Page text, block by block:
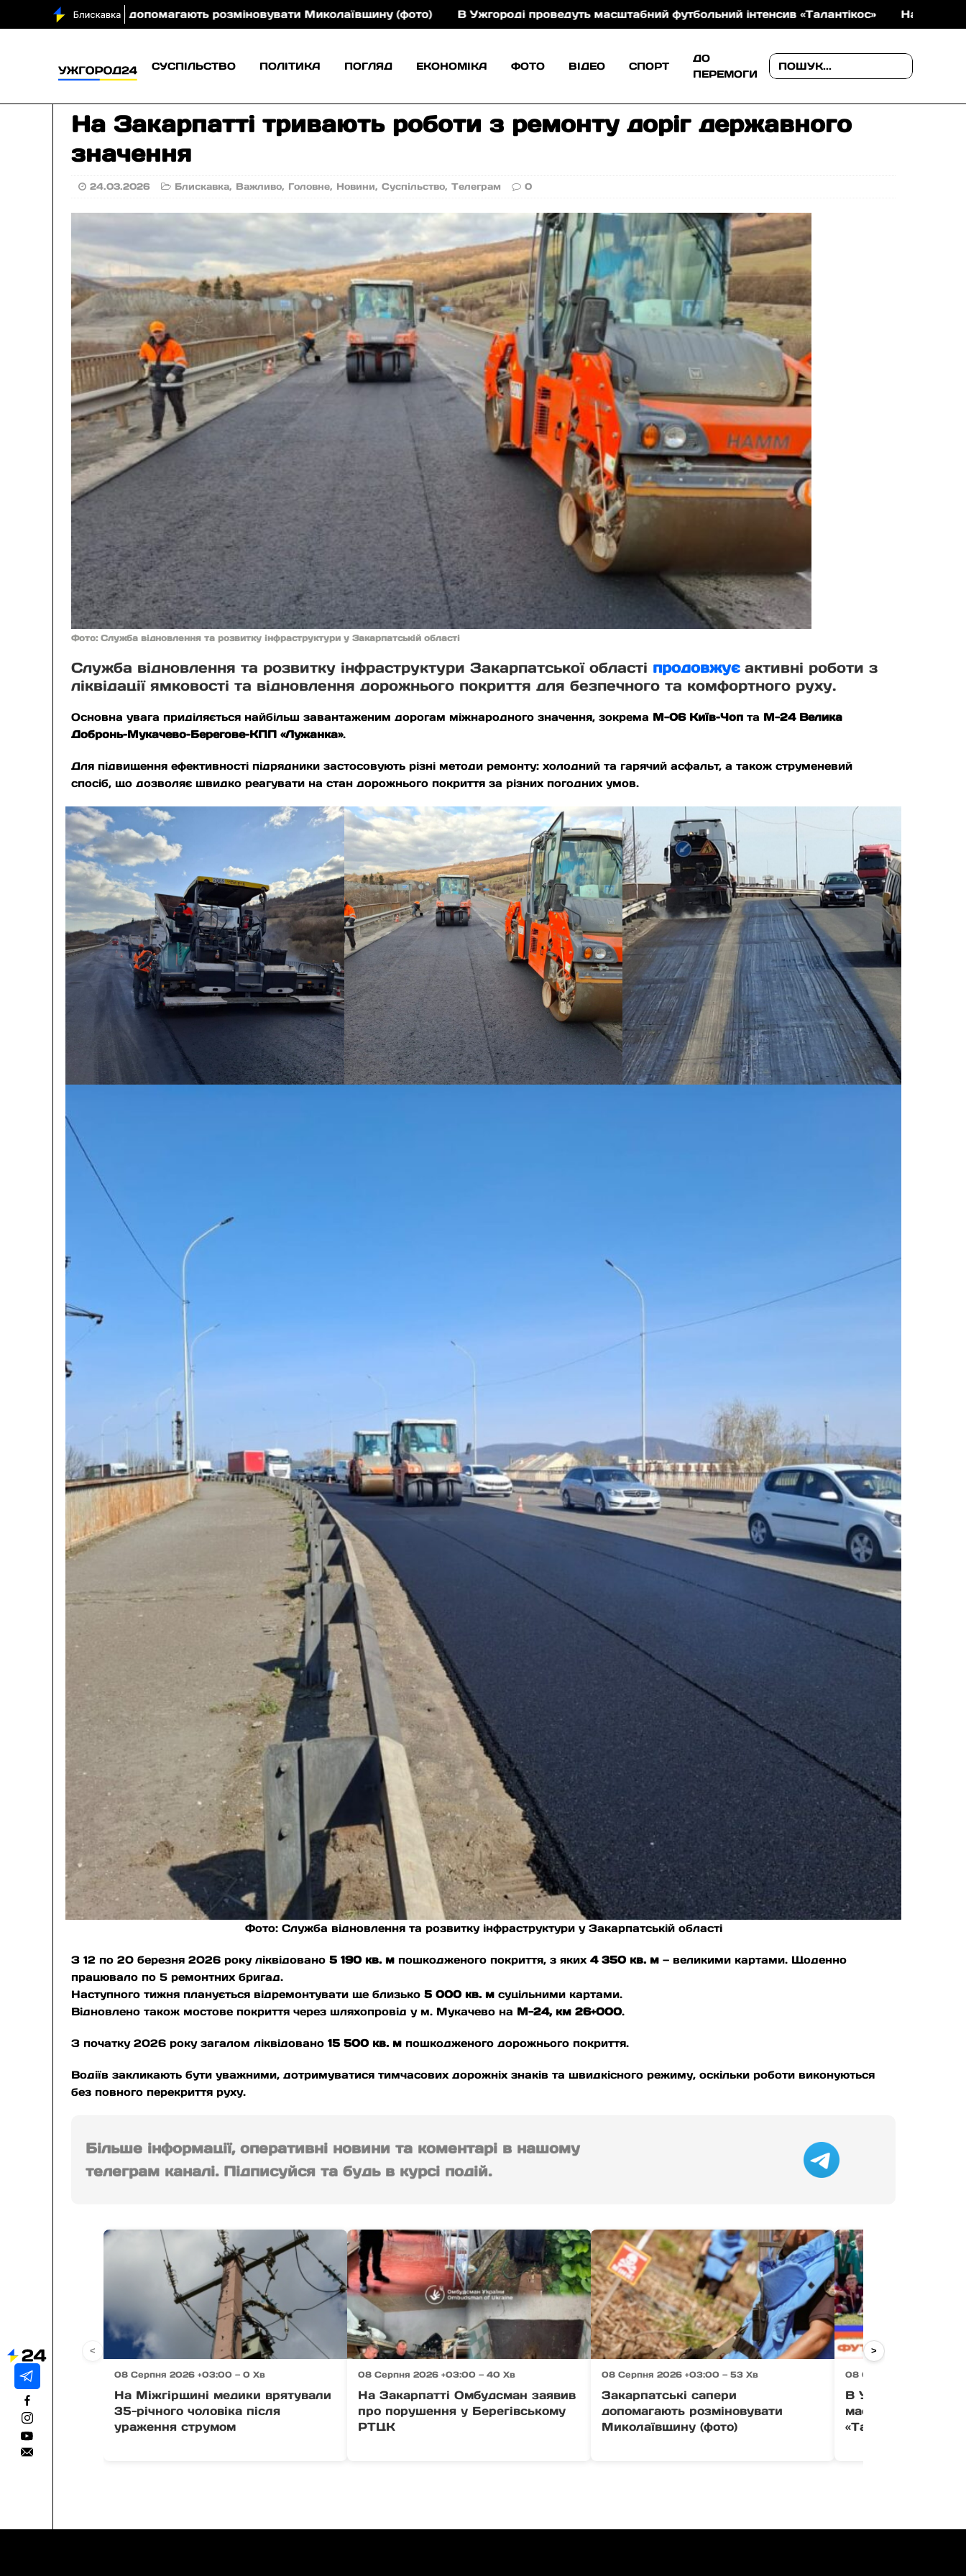
допомагають розміновувати Миколаївщину (фото) В Ужгороді проведуть масштабний футбольний інтенсив «Талантікос» На Закарпатті туристка з
СУСПІЛЬСТВО ПОЛІТИКА ПОГЛЯД ЕКОНОМІКА ФОТО ВІДЕО СПОРТ
ДО
ПЕРЕМОГИ
На Закарпатті тривають роботи з ремонту доріг державного
значення
24.03.2026 Блискавка, Важливо, Головне, Новини,Суспільство,Телеграм 0
Фото: Служба відновлення та розвитку інфраструктури у Закарпатській області
Служба відновлення та розвитку інфраструктури Закарпатської області продовжуєактивні роботи з
ліквідації ямковості та відновлення дорожнього покриття для безпечного та комфортного руху.
Основна увага приділяється найбільш завантаженим дорогам міжнародного значення, зокрема М-06 Київ–Чоп та М-24 Велика
Добронь–Мукачево–Берегове–КПП «Лужанка».
Для підвищення ефективності підрядники застосовують різні методи ремонту: холодний та гарячий асфальт, а також струменевий
спосіб, що дозволяє швидко реагувати на стан дорожнього покриття за різних погодних умов.
Фото: Служба відновлення та розвитку інфраструктури у Закарпатській області
З 12 по 20 березня 2026 року ліквідовано5 190 кв. м пошкодженого покриття, з яких4 350 кв. м — великими картами. Щоденно
працювало по 5 ремонтних бригад.
Наступного тижня планується відремонтувати ще близько5 000 кв. м суцільними картами.
Відновлено також мостове покриття через шляхопровід у м. Мукачево на М-24, км 26+000.
З початку 2026 року загалом ліквідовано15 500 кв. м пошкодженого дорожнього покриття.
Водіїв закликають бути уважними, дотримуватися тимчасових дорожніх знаків та швидкісного режиму, оскільки роботи виконуються
без повного перекриття руху.
Більше інформації, оперативні новини та коментарі в нашому
телеграм каналі. Підписуйся та будь в курсі подій.
08 Серпня 2026 +03:00 — 0 Хв
На Міжгірщині медики врятували
35-річного чоловіка після
ураження струмом
08 Серпня 2026 +03:00 — 40 Хв
На Закарпатті Омбудсман заявив
про порушення у Берегівському
РТЦК
08 Серпня 2026 +03:00 — 53 Хв
Закарпатські сапери
допомагають розміновувати
Миколаївщину (фото)
08 Серпня 2026 +03:00
В Ужгороді
масштабний
«Талантікос»
< >